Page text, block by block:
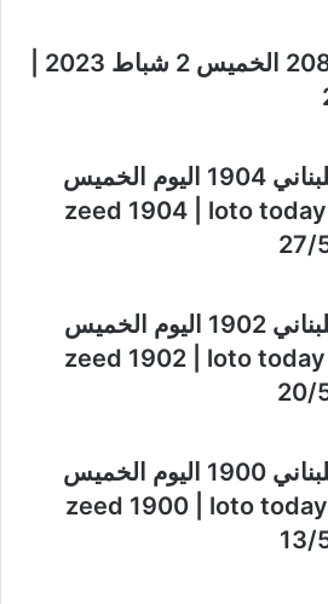
نتائج سحب اللوتو اللبناني 1904 اليوم الخميس
27-5-2021 سحب zeed 1904 | loto today
نتائج سحب اللوتو اللبناني 1902 اليوم الخميس
20-5-2021 سحب zeed 1902 | loto today
نتائج سحب اللوتو اللبناني 1900 اليوم الخميس
14-5-2021 سحب zeed 1900 | loto today